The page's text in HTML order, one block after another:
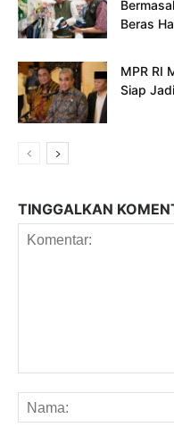
Beras
MPR RI
Siap
TINGGALKAN